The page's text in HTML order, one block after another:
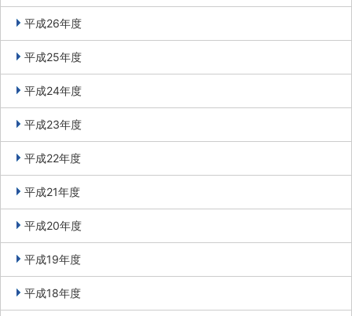
平成26年度
平成25年度
平成24年度
平成23年度
平成22年度
平成21年度
平成20年度
平成19年度
平成18年度